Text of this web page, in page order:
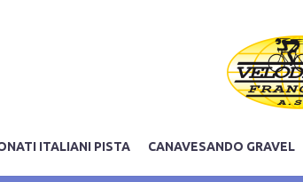
ITALIANI PISTA CANAVESANDO GRAVEL